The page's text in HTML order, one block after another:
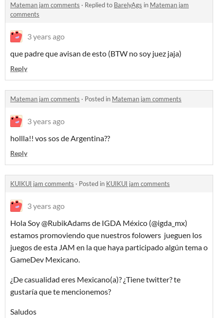
Mateman jam comments · Replied to BarelyAgs in Mateman jam
comments
3 years ago
que padre que avisan de esto (BTW no soy juez jaja)
Reply
Mateman jam comments · Posted in Mateman jam comments
3 years ago
hollla!! vos sos de Argentina??
Reply
KUIKUI jam comments · Posted in KUIKUI jam comments
3 years ago
Hola Soy @RubikAdams de IGDA México (@igda_mx)
estamos promoviendo que nuestros folowers jueguen los
juegos de esta JAM en la que haya participado algún tema o
GameDev Mexicano.
¿De casualidad eres Mexicano(a)? ¿Tiene twitter? te
gustaría que te mencionemos?
Saludos